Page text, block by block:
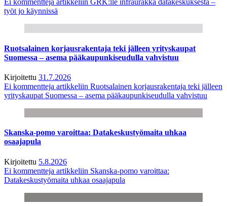
Ei kommentteja artikkeliin GRK:lle infraurakka datakeskuksesta –
työt jo käynnissä
Ruotsalainen korjausrakentaja teki jälleen yrityskaupat
Suomessa – asema pääkaupunkiseudulla vahvistuu
Kirjoitettu 31.7.2026
Ei kommentteja artikkeliin Ruotsalainen korjausrakentaja teki jälleen
yrityskaupat Suomessa – asema pääkaupunkiseudulla vahvistuu
Skanska-pomo varoittaa: Datakeskustyömaita uhkaa
osaajapula
Kirjoitettu 5.8.2026
Ei kommentteja artikkeliin Skanska-pomo varoittaa:
Datakeskustyömaita uhkaa osaajapula